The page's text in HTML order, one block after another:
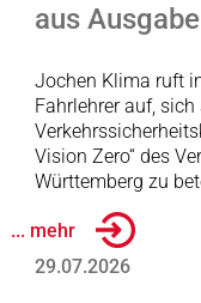
aus
Jochen Klima ruft
Fahrlehrer auf, sich
Vision Zero“ des
Württemberg zu
... mehr
29.07.2026